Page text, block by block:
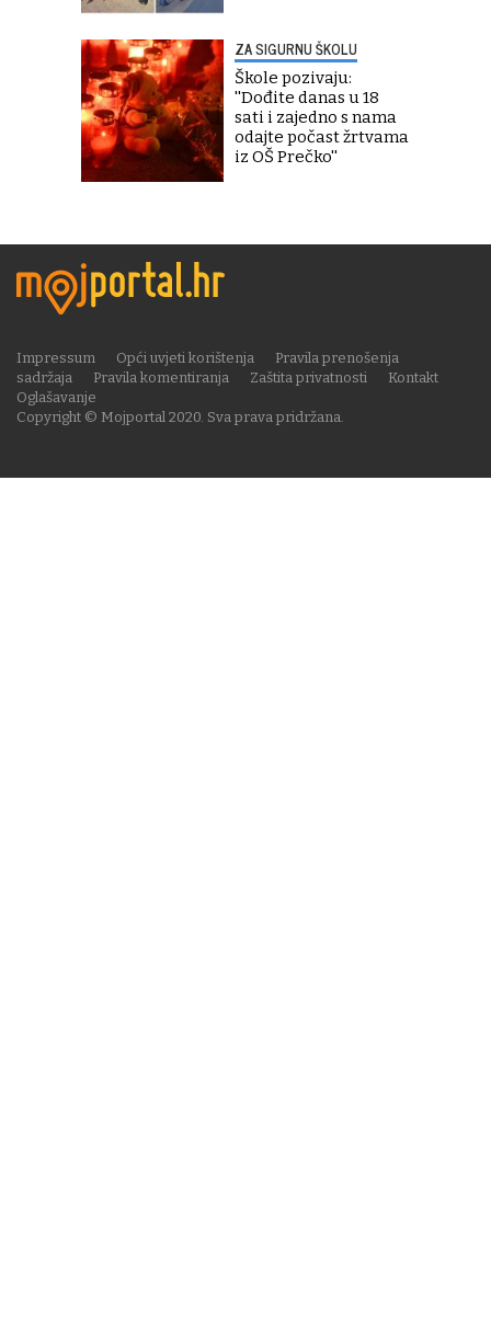
ZA SIGURNU ŠKOLU
Škole pozivaju:
''Dođite danas u 18
sati i zajedno s nama
odajte počast žrtvama
iz OŠ Prečko''
Copyright © Mojportal 2020. Sva prava pridržana.
Impressum Opći uvjeti korištenja
Pravila prenošenja
sadržaja
Pravila komentiranja Zaštita privatnosti
Kontakt
Oglašavanje